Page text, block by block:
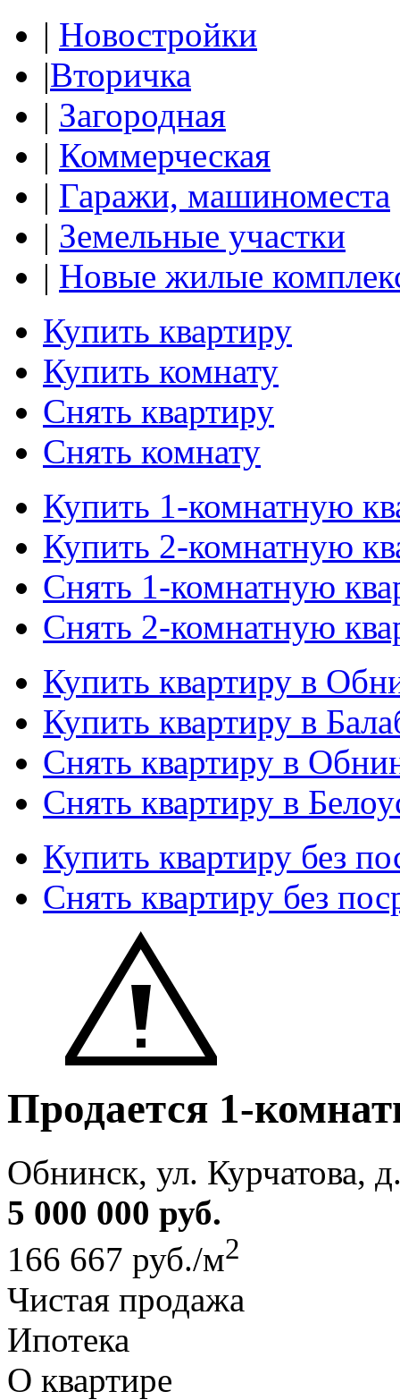
| Новостройки
|Вторичка
| Загородная
| Коммерческая
| Гаражи, машиноместа
| Земельные участки
| Новые жилые
Купить квартиру
Купить комнату
Снять квартиру
Снять комнату
Купить 1-комнатную
Купить 2-комнатную
Снять 1-комнатную
Снять 2-комнатную
Купить квартиру в
Купить квартиру в
Снять квартиру в
Снять квартиру в
Купить квартиру без
Снять квартиру без
Продается 1-
Обнинск, ул. Курчатова,
5 000 000 руб.
166 667 руб./м2
Чистая продажа
Ипотека
О квартире